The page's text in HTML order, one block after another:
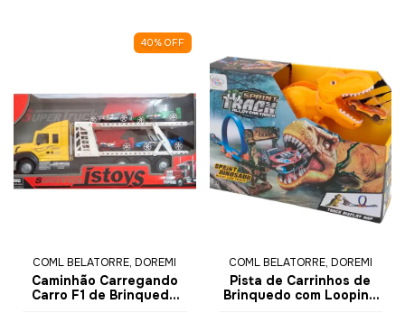
40% OFF
COML BELATORRE, DOREMI
Caminhão Carregando
Carro F1 de Brinquedo
COML BELATORRE, DOREMI
Pista de Carrinhos de
Brinquedo com Looping